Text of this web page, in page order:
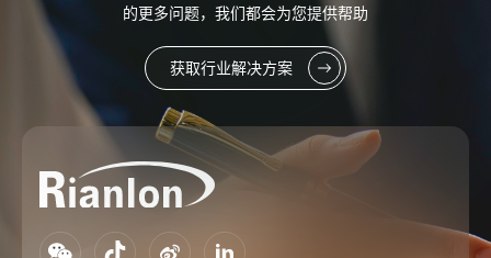
的更多问题，我们都会为您提供帮助
获取行业解决方案